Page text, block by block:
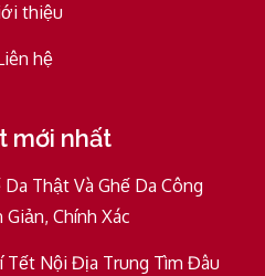
thiệu
hệ
mới nhất
Thật Và Ghế Da Công
Chính Xác
Tết Nội Địa Trung Tìm Đâu